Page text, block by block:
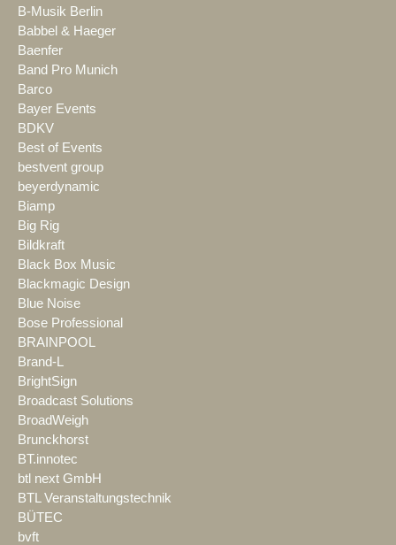
B-Musik Berlin
Babbel & Haeger
Baenfer
Band Pro Munich
Barco
Bayer Events
BDKV
Best of Events
bestvent group
beyerdynamic
Biamp
Big Rig
Bildkraft
Black Box Music
Blackmagic Design
Blue Noise
Bose Professional
BRAINPOOL
Brand-L
BrightSign
Broadcast Solutions
BroadWeigh
Brunckhorst
BT.innotec
btl next GmbH
BTL Veranstaltungstechnik
BÜTEC
bvft